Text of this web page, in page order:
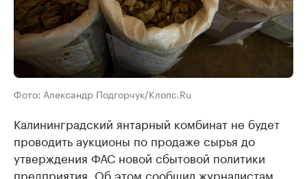
Фото: Александр Подгорчук/Клопс.Ru
Калининградский янтарный комбинат не будет
проводить аукционы по продаже сырья до
утверждения ФАС новой сбытовой политики
предприятия. Об этом сообщил журналистам